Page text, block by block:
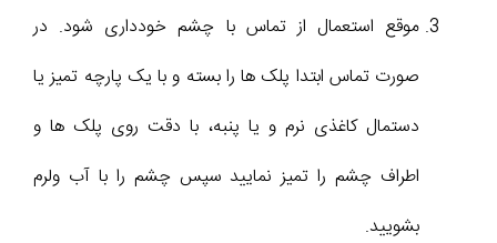
موقع استعمال از تماس با چشم خودداری شود. در
صورت تماس ابتدا پلک ها را بسته و با یک پارچه تمیز یا
دستمال کاغذی نرم و یا پنبه، با دقت روی پلک ها و
اطراف چشم را تمیز نمایید سپس چشم را با آب ولرم
بشویید.